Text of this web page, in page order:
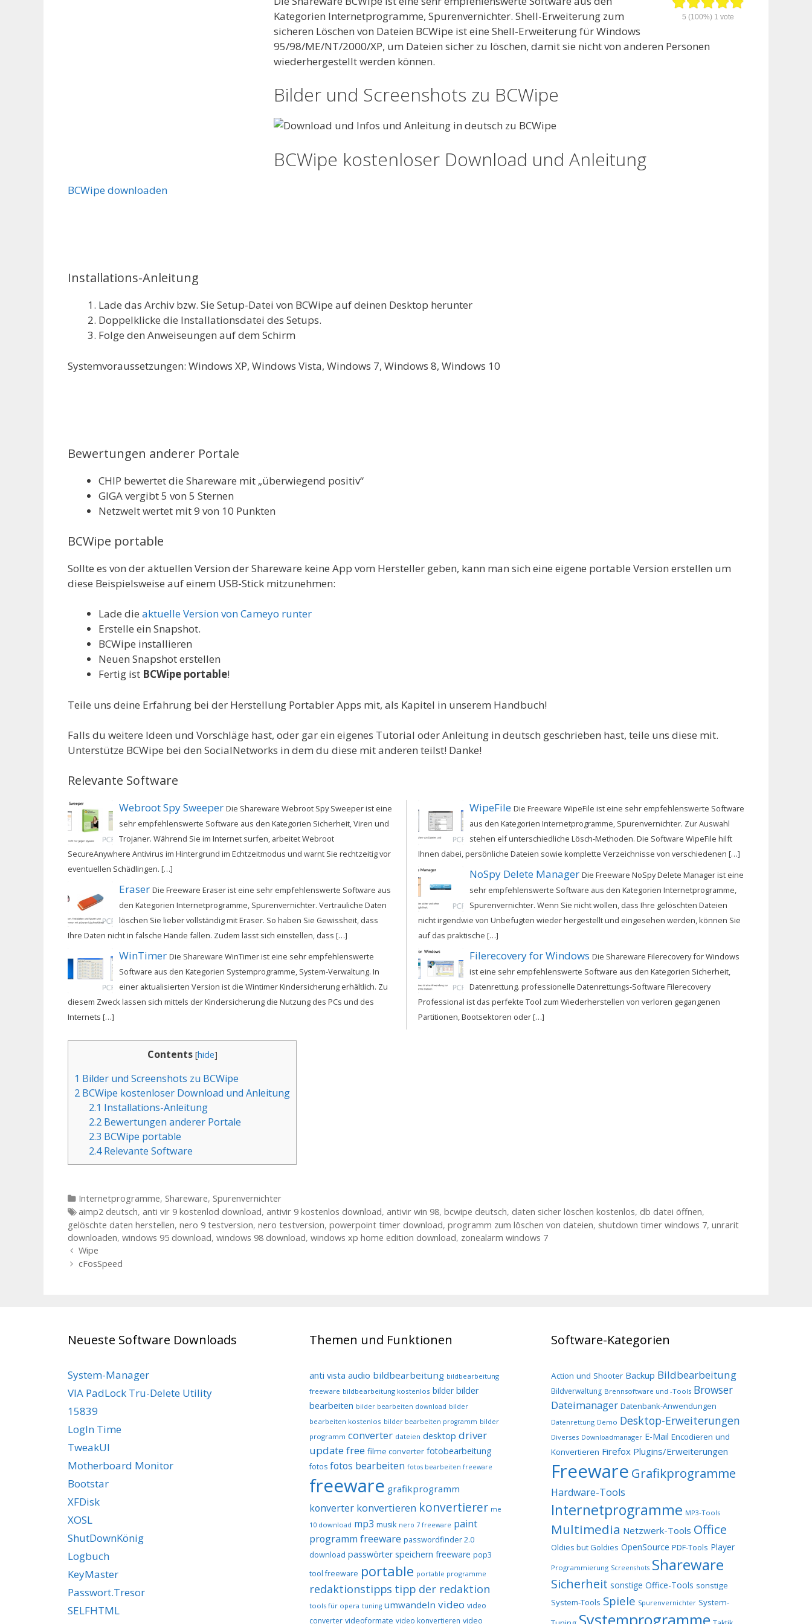
5 (100%) 1 vote
Kategorien Internetprogramme, Spurenvernichter. Shell-Erweiterung zum
sicheren Löschen von Dateien BCWipe ist eine Shell-Erweiterung für Windows
95/98/ME/NT/2000/XP, um Dateien sicher zu löschen, damit sie nicht von anderen Personen
wiederhergestellt werden können.
Bilder und Screenshots zu BCWipe
BCWipe kostenloser Download und Anleitung
BCWipe downloaden
Installations-Anleitung
Lade das Archiv bzw. Sie Setup-Datei von BCWipe auf deinen Desktop herunter
Doppelklicke die Installationsdatei des Setups.
Folge den Anweiseungen auf dem Schirm
Systemvoraussetzungen: Windows XP, Windows Vista, Windows 7, Windows 8, Windows 10
Bewertungen anderer Portale
CHIP bewertet die Shareware mit „überwiegend positiv“
GIGA vergibt 5 von 5 Sternen
Netzwelt wertet mit 9 von 10 Punkten
BCWipe portable
Sollte es von der aktuellen Version der Shareware keine App vom Hersteller geben, kann man sich eine eigene portable Version erstellen um
diese Beispielsweise auf einem USB-Stick mitzunehmen:
Lade die aktuelle Version von Cameyo runter
Erstelle ein Snapshot.
BCWipe installieren
Neuen Snapshot erstellen
Fertig ist BCWipe portable!
Teile uns deine Erfahrung bei der Herstellung Portabler Apps mit, als Kapitel in unserem Handbuch!
Falls du weitere Ideen und Vorschläge hast, oder gar ein eigenes Tutorial oder Anleitung in deutsch geschrieben hast, teile uns diese mit.
Unterstütze BCWipe bei den SocialNetworks in dem du diese mit anderen teilst! Danke!
Relevante Software
Webroot Spy Sweeper Die Shareware Webroot Spy Sweeper ist eine
sehr empfehlenswerte Software aus den Kategorien Sicherheit, Viren und
Trojaner. Während Sie im Internet surfen, arbeitet Webroot
SecureAnywhere Antivirus im Hintergrund im Echtzeitmodus und warnt Sie rechtzeitig vor
eventuellen Schädlingen. […]
Eraser Die Freeware Eraser ist eine sehr empfehlenswerte Software aus
den Kategorien Internetprogramme, Spurenvernichter. Vertrauliche Daten
löschen Sie lieber vollständig mit Eraser. So haben Sie Gewissheit, dass
Ihre Daten nicht in falsche Hände fallen. Zudem lässt sich einstellen, dass […]
WinTimer Die Shareware WinTimer ist eine sehr empfehlenswerte
Software aus den Kategorien Systemprogramme, System-Verwaltung. In
einer aktualisierten Version ist die Wintimer Kindersicherung erhältlich. Zu
diesem Zweck lassen sich mittels der Kindersicherung die Nutzung des PCs und des
Internets […]
WipeFile Die Freeware WipeFile ist eine sehr empfehlenswerte Software
aus den Kategorien Internetprogramme, Spurenvernichter. Zur Auswahl
stehen elf unterschiedliche Lösch-Methoden. Die Software WipeFile hilft
Ihnen dabei, persönliche Dateien sowie komplette Verzeichnisse von verschiedenen […]
NoSpy Delete Manager Die Freeware NoSpy Delete Manager ist eine
sehr empfehlenswerte Software aus den Kategorien Internetprogramme,
Spurenvernichter. Wenn Sie nicht wollen, dass Ihre gelöschten Dateien
nicht irgendwie von Unbefugten wieder hergestellt und eingesehen werden, können Sie
auf das praktische […]
Filerecovery for Windows Die Shareware Filerecovery for Windows
ist eine sehr empfehlenswerte Software aus den Kategorien Sicherheit,
Datenrettung. professionelle Datenrettungs-Software Filerecovery
Professional ist das perfekte Tool zum Wiederherstellen von verloren gegangenen
Partitionen, Bootsektoren oder […]
Contents [hide]
1 Bilder und Screenshots zu BCWipe
2 BCWipe kostenloser Download und Anleitung
2.1 Installations-Anleitung
2.2 Bewertungen anderer Portale
2.3 BCWipe portable
2.4Relevante Software
Kategorien
Internetprogramme, Shareware, Spurenvernichter
Tags
aimp2 deutsch, anti vir 9 kostenlod download, antivir 9 kostenlos download, antivir win 98, bcwipe deutsch, daten sicher löschen kostenlos, db datei öffnen,
gelöschte daten herstellen, nero 9 testversion, nero testversion, powerpoint timer download, programm zum löschen von dateien, shutdown timer windows 7, unrarit
downloaden, windows 95 download, windows 98 download, windows xp home edition download, zonealarm windows 7
Beitrags-Navigation
Wipe
cFosSpeed
Neueste Software Downloads
System-Manager
VIA PadLock Tru-Delete Utility
15839
LogIn Time
TweakUI
Motherboard Monitor
Bootstar
XFDisk
XOSL
ShutDownKönig
Logbuch
KeyMaster
Passwort.Tresor
SELFHTML
Themen und Funktionen
anti vista audio bildbearbeitung bildbearbeitung
freeware bildbearbeitung kostenlos bilder bilder
bearbeiten bilder bearbeiten download bilder
bearbeiten kostenlos bilder bearbeiten programm bilder
programm converter dateien desktop driver
update free filme converter fotobearbeitung
fotos fotos bearbeiten fotos bearbeiten freeware
freeware grafikprogramm
konverter konvertieren konvertierer me
10 download mp3 musik nero 7 freeware paint
programm freeware passwordfinder 2.0
download passwörter speichern freeware pop3
tool freeware portable portable programme
redaktionstipps tipp der redaktion
tools für opera tuning umwandeln video video
converter videoformate video konvertieren video
Software-Kategorien
Action und Shooter Backup Bildbearbeitung
Bildverwaltung Brennsoftware und -Tools Browser
Dateimanager Datenbank-Anwendungen
Datenrettung Demo Desktop-Erweiterungen
Diverses Downloadmanager E-Mail Encodieren und
Konvertieren Firefox Plugins/Erweiterungen
Freeware Grafikprogramme
Hardware-Tools
Internetprogramme MP3-Tools
Multimedia Netzwerk-Tools Office
Oldies but Goldies OpenSource PDF-Tools Player
Programmierung Screenshots Shareware
Sicherheit sonstige Office-Tools sonstige
System-Tools Spiele Spurenvernichter System-
Systemprogramme